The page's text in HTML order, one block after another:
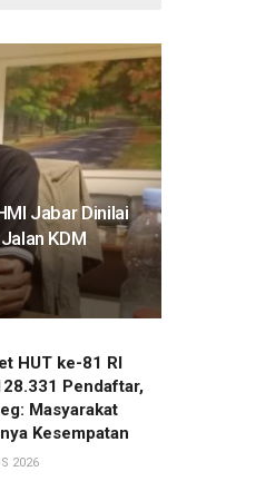
Jabar Dinilai
KDM
HUT ke-81 RI
Pendaftar,
Masyarakat
Kesempatan
2026